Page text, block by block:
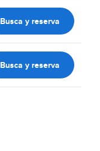
Busca y reserva
Busca y reserva